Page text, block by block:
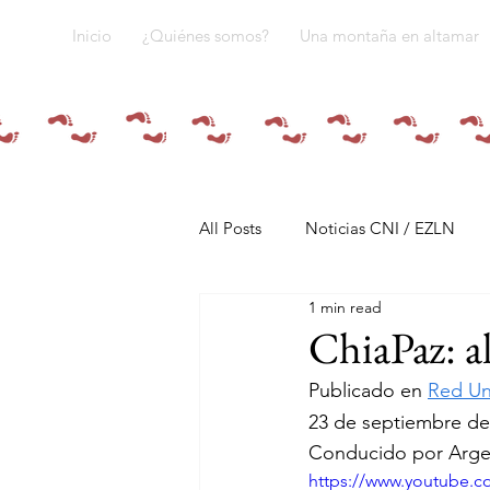
Inicio ¿Quiénes somos? Una montaña en altamar
All Posts Noticias CNI / EZLN
Pandemia y pueblos indígenas
Resistencias Tren Maya
ChiaPaz:
1 min read
Publicado en Red
23 de septiembre de
Conducido por
https://